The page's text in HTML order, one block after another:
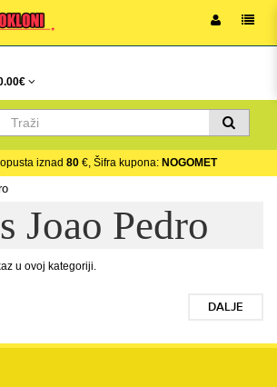
iznad 80 €, Šifra kupona: NOGOMET
Joao Pedro
u ovoj kategoriji.
DALJE